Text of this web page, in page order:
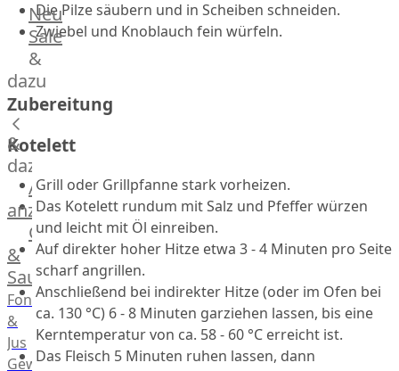
&
Schinken
Beilagen
Brot
Brötchen
Brot
Burger
Buns
&
Hot
Dog
Brötchen
Desserts
Neu
Sale
&
dazu
&
dazu
Alle
anzeigen
Gewürze
&
Saucen
Fonds
&
Jus
Gewürze
Die Pilze säubern und in Scheiben schneiden.
Zwiebel und Knoblauch fein würfeln.
Zubereitung
Kotelett
Grill oder Grillpfanne stark vorheizen.
Das Kotelett rundum mit Salz und Pfeffer würzen
und leicht mit Öl einreiben.
Auf direkter hoher Hitze etwa 3 - 4 Minuten pro Seite
scharf angrillen.
Anschließend bei indirekter Hitze (oder im Ofen bei
ca. 130 °C) 6 - 8 Minuten garziehen lassen, bis eine
Kerntemperatur von ca. 58 - 60 °C erreicht ist.
Das Fleisch 5 Minuten ruhen lassen, dann